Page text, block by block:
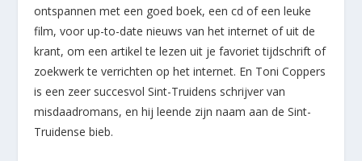
ontspannen met een goed boek, een cd of een leuke
film, voor up-to-date nieuws van het internet of uit de
krant, om een artikel te lezen uit je favoriet tijdschrift of
zoekwerk te verrichten op het internet. En Toni Coppers
is een zeer succesvol Sint-Truidens schrijver van
misdaadromans, en hij leende zijn naam aan de Sint-
Truidense bieb.